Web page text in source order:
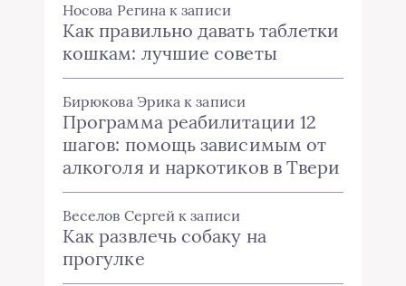
Носова Регина к записи
Как правильно давать таблетки
кошкам: лучшие советы
Бирюкова Эрика к записи
Программа реабилитации 12
шагов: помощь зависимым от
алкоголя и наркотиков в Твери
Веселов Сергей к записи
Как развлечь собаку на
прогулке